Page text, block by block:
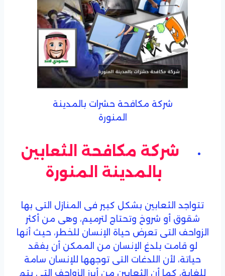
شركة مكافحة حشرات بالمدينة
المنورة
شركة مكافحة الثعابين
بالمدينة المنورة
تتواجد الثعابين بشكل كبير فى المنازل التى بها
شقوق أو شروخ وتحتاج لترميم، وهى من أكثر
الزواحف التى تعرض حياة الإنسان للخطر، حيث أنها
لو قامت بلدغ الإنسان من الممكن أن يفقد
حياتة، لأن اللدغات التى توجهها للإنسان سامة
للغاية، كما أن الثعابين من أبرز الزواحف التى يتم